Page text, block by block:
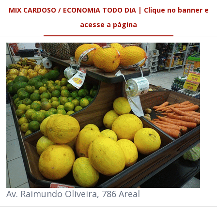
MIX CARDOSO / ECONOMIA TODO DIA | Clique no banner e
acesse a página
Av. Raimundo Oliveira, 786 Areal